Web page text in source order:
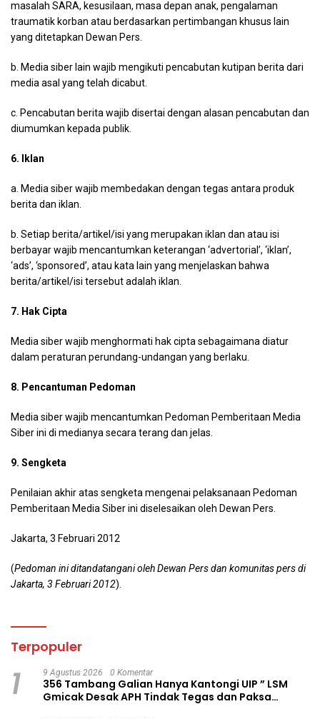
masalah SARA, kesusilaan, masa depan anak, pengalaman
traumatik korban atau berdasarkan pertimbangan khusus lain
yang ditetapkan Dewan Pers.
b. Media siber lain wajib mengikuti pencabutan kutipan berita dari
media asal yang telah dicabut.
c. Pencabutan berita wajib disertai dengan alasan pencabutan dan
diumumkan kepada publik.
6. Iklan
a. Media siber wajib membedakan dengan tegas antara produk
berita dan iklan.
b. Setiap berita/artikel/isi yang merupakan iklan dan atau isi
berbayar wajib mencantumkan keterangan ‘advertorial’, ‘iklan’,
‘ads’, ‘sponsored’, atau kata lain yang menjelaskan bahwa
berita/artikel/isi tersebut adalah iklan.
7. Hak Cipta
Media siber wajib menghormati hak cipta sebagaimana diatur
dalam peraturan perundang-undangan yang berlaku.
8. Pencantuman Pedoman
Media siber wajib mencantumkan Pedoman Pemberitaan Media
Siber ini di medianya secara terang dan jelas.
9. Sengketa
Penilaian akhir atas sengketa mengenai pelaksanaan Pedoman
Pemberitaan Media Siber ini diselesaikan oleh Dewan Pers.
Jakarta, 3 Februari 2012
(Pedoman ini ditandatangani oleh Dewan Pers dan komunitas pers di
Jakarta, 3 Februari 2012).
Terpopuler
1 9 Agustus 2026 0 Komentar
356 Tambang Galian Hanya Kantongi UIP ” LSM
Gmicak Desak APH Tindak Tegas dan Paksa